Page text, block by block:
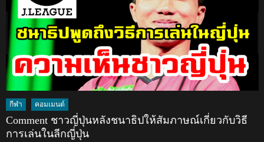
กีฬา คอมเมนต์
Comment ชาวญี่ปุ่นหลังชนาธิปให้สัมภาษณ์เกี่ยวกับวิธี
การเล่นในลีกญี่ปุ่น